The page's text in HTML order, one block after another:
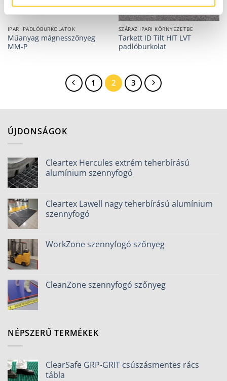
IPARI PADLÓBURKOLATOK
Műanyag mágnesszőnyeg
MM-P
SZÁRAZ IPARI KÖRNYEZETBE
Tarkett ID Tilt HIT LVT
padlóburkolat
1 2 3
ÚJDONSÁGOK
Cleartex Hercules extrém teherbírású
alumínium szennyfogó
Cleartex Lawell nagy teherbírású alumínium
szennyfogó
WorkZone szennyfogó szőnyeg
CleanZone szennyfogó szőnyeg
NÉPSZERŰ TERMÉKEK
ClearSafe GRP-GRIT csúszásmentes rács
tábla